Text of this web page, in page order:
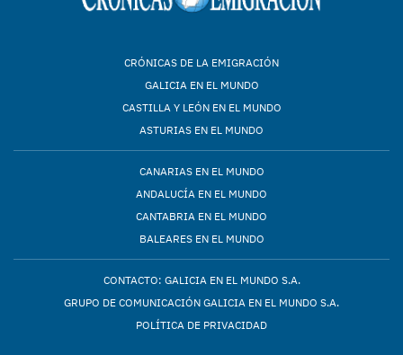
CRÓNICAS DE LA EMIGRACIÓN
GALICIA EN EL MUNDO
CASTILLA Y LEÓN EN EL MUNDO
ASTURIAS EN EL MUNDO
CANARIAS EN EL MUNDO
ANDALUCÍA EN EL MUNDO
CANTABRIA EN EL MUNDO
BALEARES EN EL MUNDO
CONTACTO: GALICIA EN EL MUNDO S.A.
GRUPO DE COMUNICACIÓN GALICIA EN EL MUNDO S.A.
POLÍTICA DE PRIVACIDAD